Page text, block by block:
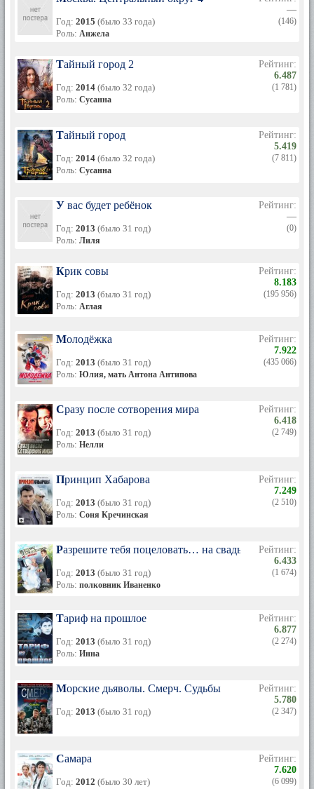
Год: 2015 (было 33 года)
Роль: Анжела
—
(146)
Тайный город 2
Год: 2014 (было 32 года)
Роль: Сусанна
Рейтинг:
6.487
(1 781)
Тайный город
Год: 2014 (было 32 года)
Роль: Сусанна
Рейтинг:
5.419
(7 811)
У вас будет ребёнок
Год: 2013 (было 31 год)
Роль: Лиля
Рейтинг:
—
(0)
Крик совы
Год: 2013 (было 31 год)
Роль: Аглая
Рейтинг:
8.183
(195 956)
Молодёжка
Год: 2013 (было 31 год)
Роль: Юлия, мать Антона Антипова
Рейтинг:
7.922
(435 066)
Сразу после сотворения мира
Год: 2013 (было 31 год)
Роль: Нелли
Рейтинг:
6.418
(2 749)
Принцип Хабарова
Год: 2013 (было 31 год)
Роль: Соня Кречинская
Рейтинг:
7.249
(2 510)
Разрешите тебя поцеловать… на свадьбе
Год: 2013 (было 31 год)
Роль: полковник Иваненко
Рейтинг:
6.433
(1 674)
Тариф на прошлое
Год: 2013 (было 31 год)
Роль: Инна
Рейтинг:
6.877
(2 274)
Морские дьяволы. Смерч. Судьбы
Год: 2013 (было 31 год)
Рейтинг:
5.780
(2 347)
Самара
Год: 2012 (было 30 лет)
Рейтинг:
7.620
(6 099)